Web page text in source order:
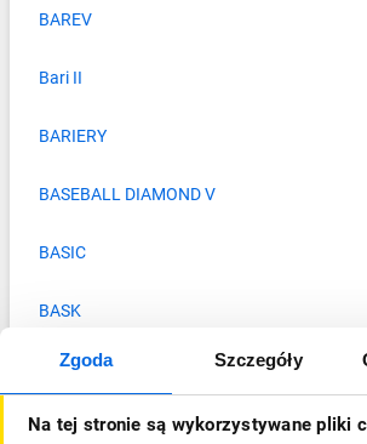
Zgoda Szczegóły
Na tej stronie są wykorzystywane pliki
BAREV
Bari II
BARIERY
BASEBALL DIAMOND V
BASIC
BASK
Baterie
Baterie, akumulatory